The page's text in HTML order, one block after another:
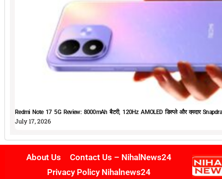
Redmi Note 17 5G Review: 8000mAh बैटरी, 120Hz AMOLED डिस्प्ले और दमदार
July 17, 2026
About Us
Contact Us – NihalNews24
Privacy Policy Nihalnews24